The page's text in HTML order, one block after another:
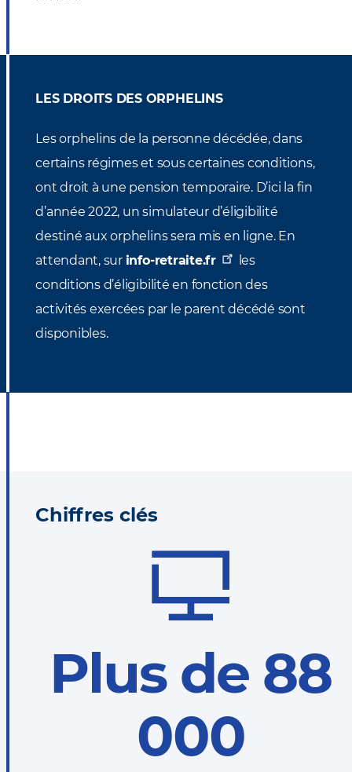
LES DROITS DES ORPHELINS
Les orphelins de la personne décédée, dans
certains régimes et sous certaines conditions,
ont droit à une pension temporaire. D’ici la fin
d’année 2022, un simulateur d’éligibilité
destiné aux orphelins sera mis en ligne. En
attendant, sur info-retraite.fr
les
conditions d’éligibilité en fonction des
activités exercées par le parent décédé sont
disponibles.
Chiffres clés
Plus de 88
000